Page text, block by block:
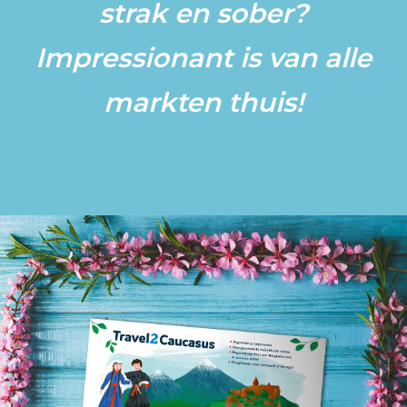
Blog
Contact
strak en sober?
Impressionant is van alle
markten thuis!